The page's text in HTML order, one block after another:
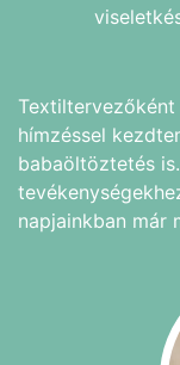
hímzéssel
babaöltöztetés
napjainkban már